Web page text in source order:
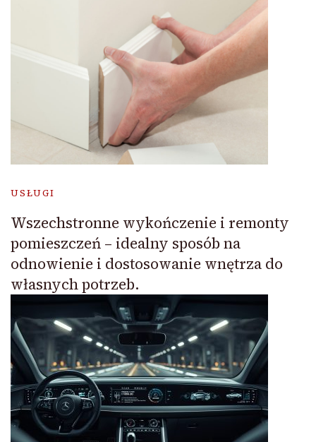
USŁUGI
Wszechstronne wykończenie i remonty
pomieszczeń – idealny sposób na
odnowienie i dostosowanie wnętrza do
własnych potrzeb.